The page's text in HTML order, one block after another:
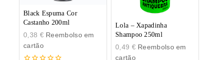
Black Espuma Cor
Castanho 200ml
0,38 €Reembolso em
cartão
Lola – Xapadinha
Shampoo 250ml
0,49 €Reembolso em
cartão